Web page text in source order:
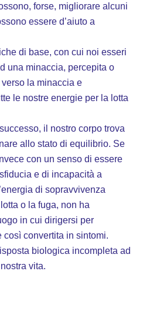
forse, migliorare alcuni
essere d’aiuto a
di base, con cui noi esseri
una minaccia, percepita o
la minaccia e
le nostre energie per la lotta
il nostro corpo trova
allo stato di equilibrio. Se
con un senso di essere
e di incapacità a
di sopravvivenza
o la fuga, non ha
in cui dirigersi per
così convertita in sintomi.
biologica incompleta ad
vita.